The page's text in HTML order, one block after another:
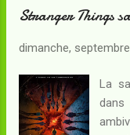
sous
il a
au
ou
Stranger Things
dimanche,
La